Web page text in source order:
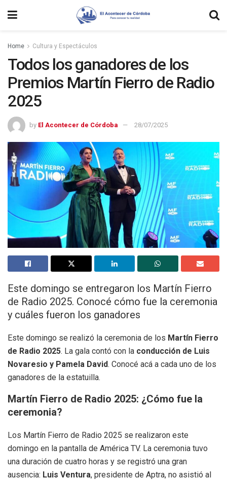
Home Cultura y Espectáculos
Todos los ganadores de los
Premios Martín Fierro de Radio
2025
by El Acontecer de Córdoba 28/07/2025
Este domingo se entregaron los Martín Fierro
de Radio 2025. Conocé cómo fue la ceremonia
y cuáles fueron los ganadores
Este domingo se realizó la ceremonia de los Martín Fierro
de Radio 2025. La gala contó con la conducción de Luis
Novaresio y Pamela David. Conocé acá a cada uno de los
ganadores de la estatuilla.
Martín Fierro de Radio 2025: ¿Cómo fue la
ceremonia?
Los Martín Fierro de Radio 2025 se realizaron este
domingo en la pantalla de América TV. La ceremonia tuvo
una duración de cuatro horas y se registró una gran
ausencia: Luis Ventura, presidente de Aptra, no asistió al